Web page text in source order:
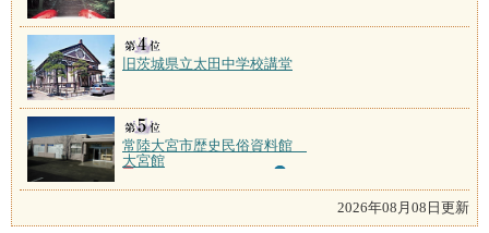
旧茨城県立太田中学校講堂
常陸大宮市歴史民俗資料館
大宮館
2026年08月08日更新